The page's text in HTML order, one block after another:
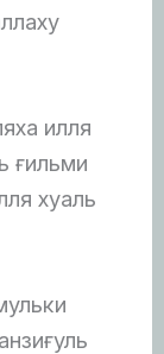
илля
ғильми
хуаль